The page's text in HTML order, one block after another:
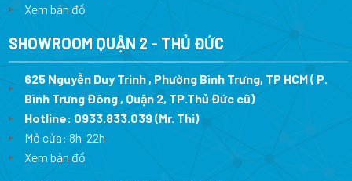
Xem bản đồ
SHOWROOM QUẬN 2 - THỦ ĐỨC
625 Nguyễn Duy Trinh , Phường Bình Trưng, TP HCM ( P.
Bình Trưng Đông , Quận 2, TP.Thủ Đức cũ)
Hotline: 0933.833.039(Mr. Thi)
Mở cửa: 8h-22h
Xem bản đồ